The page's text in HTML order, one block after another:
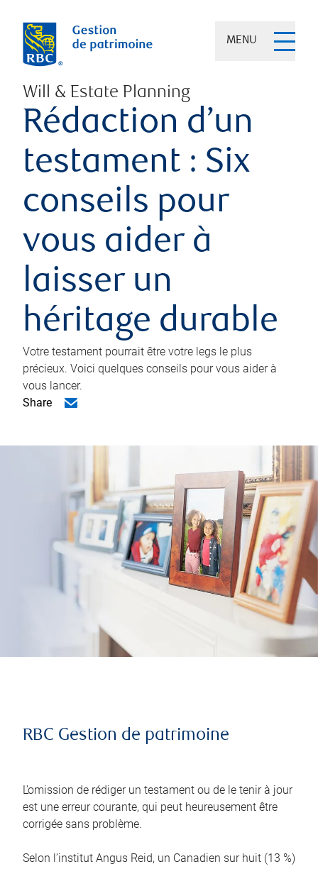
MENU
Will & Estate Planning
Rédaction d’un
testament : Six
conseils pour
vous aider à
laisser un
héritage durable
Votre testament pourrait être votre legs le plus
précieux. Voici quelques conseils pour vous aider à
vous lancer.
Share
RBC Gestion de patrimoine
L’omission de rédiger un testament ou de le tenir à jour
est une erreur courante, qui peut heureusement être
corrigée sans problème.
Selon l’institut Angus Reid, un Canadien sur huit (13 %)